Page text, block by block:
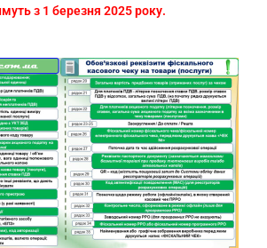
з 1 березня 2025 року.